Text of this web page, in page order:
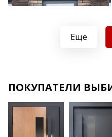
Хочу такую
Еще
ПОКУПАТЕЛИ